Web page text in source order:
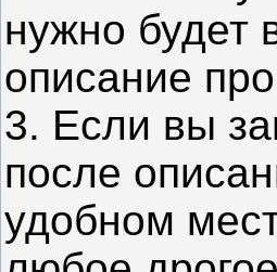
нужно будет
описание
3. Если вы
после
удобном